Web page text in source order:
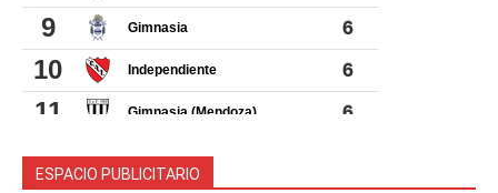
ESPACIO PUBLICITARIO